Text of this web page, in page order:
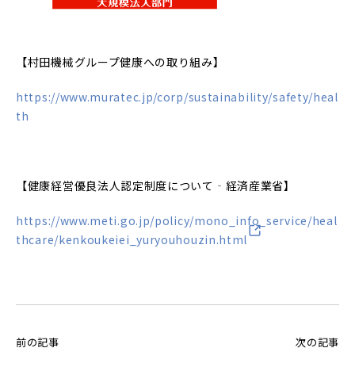
【村田機械グループ健康への取り組み】
https://www.muratec.jp/corp/sustainability/safety/heal
th
【健康経営優良法人認定制度について‐経済産業省】
https://www.meti.go.jp/policy/mono_info_service/heal
thcare/kenkoukeiei_yuryouhouzin.html
前の記事 次の記事